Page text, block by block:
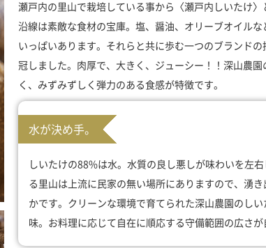
瀬戸内の里山で栽培している事から〈瀬戸内しいたけ
沿線は素敵な食材の宝庫。塩、醤油、オリーブオイル
いっぱいあります。それらと共に歩む一つのブランド
冠しました。肉厚で、大きく、ジューシー！！深山農
く、みずみずしく弾力のある食感が特徴です。
水が決め手。
しいたけの88%は水。水質の良し悪しが味わいを左
る里山は上流に民家の無い場所にありますので、湧
かです。クリーンな環境で育てられた深山農園のし
味。お料理に応じて自在に順応する守備範囲の広さが